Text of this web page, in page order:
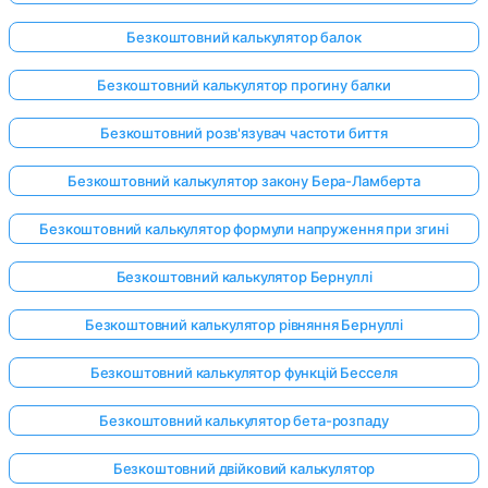
Безкоштовний калькулятор балок
Безкоштовний калькулятор прогину балки
Безкоштовний розв'язувач частоти биття
Безкоштовний калькулятор закону Бера-Ламберта
Безкоштовний калькулятор формули напруження при згині
Безкоштовний калькулятор Бернуллі
Безкоштовний калькулятор рівняння Бернуллі
Безкоштовний калькулятор функцій Бесселя
Безкоштовний калькулятор бета-розпаду
Безкоштовний двійковий калькулятор